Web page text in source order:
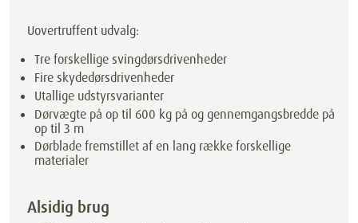
Uovertruffent udvalg:
Tre forskellige svingdørsdrivenheder
Fire skydedørsdrivenheder
Utallige udstyrsvarianter
Dørvægte på op til 600 kg på og gennemgangsbredde på
op til 3 m
Dørblade fremstillet af en lang række forskellige
materialer
Alsidig brug